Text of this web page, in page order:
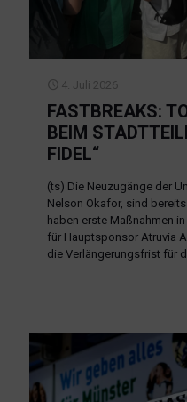
4. Juli 2026
FASTBREAKS:
BEIM
FIDEL“
(ts) Die Neuzugänge der
Nelson Okafor, sind
haben erste Maßnahmen
für Hauptsponsor Atruvia
die Verlängerungsfrist für